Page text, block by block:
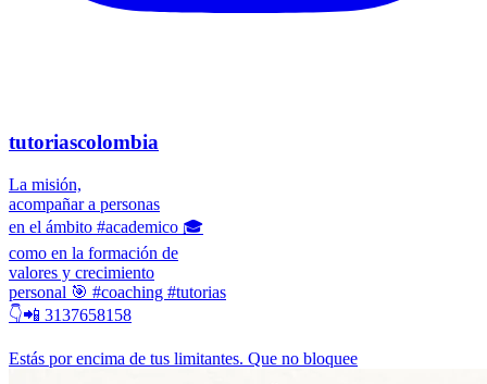
tutoriascolombia
La misión,
acompañar a personas
en el ámbito #academico 🎓
como en la formación de
valores y crecimiento
personal 🎯 #coaching #tutorias
👇📲 3137658158
Estás por encima de tus limitantes. Que no bloquee